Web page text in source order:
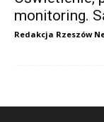
monitoring.
Redakcja Rzeszów